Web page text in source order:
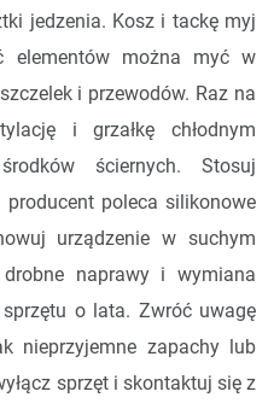
jedzenia. Kosz i tackę myj
elementów można myć w
i przewodów. Raz na
i grzałkę chłodnym
ściernych. Stosuj
poleca silikonowe
urządzenie w suchym
naprawy i wymiana
sprzętu o lata. Zwróć uwagę
nieprzyjemne zapachy lub
sprzęt i skontaktuj się z